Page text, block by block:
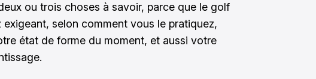
ou trois choses à savoir, parce que le golf
selon comment vous le pratiquez,
état de forme du moment, et aussi votre